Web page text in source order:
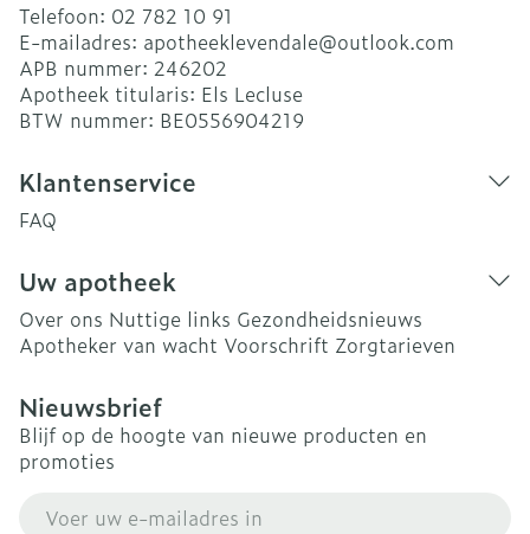
Telefoon: 02 782 10 91
E-mailadres: apotheeklevendale@outlook.com
APB nummer: 246202
Apotheek titularis: Els Lecluse
BTW nummer: BE0556904219
Klantenservice
FAQ
Uw apotheek
Over ons Nuttige links Gezondheidsnieuws
Apotheker van wacht Voorschrift Zorgtarieven
Nieuwsbrief
Blijf op de hoogte van nieuwe producten en
promoties